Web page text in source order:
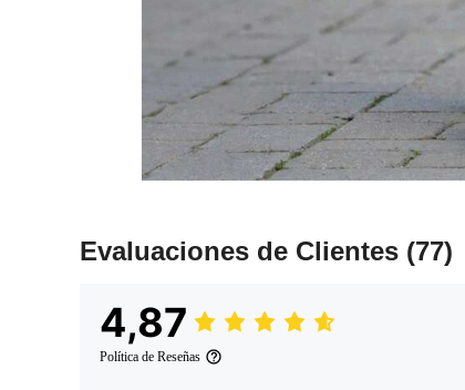
Evaluaciones de Clientes (77)
4,87
Política de Reseñas